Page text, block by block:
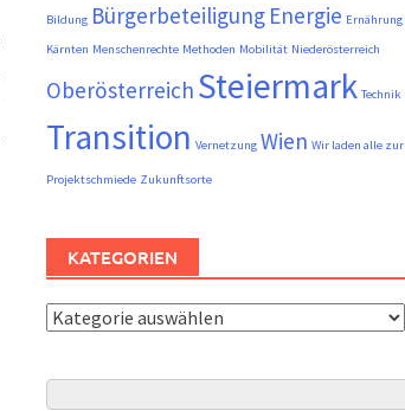
Bildung Bürgerbeteiligung Energie Ernährung
Kärnten Menschenrechte Methoden Mobilität Niederösterreich
Oberösterreich Steiermark Technik
Transition Vernetzung Wien Wir laden alle zur
Projektschmiede Zukunftsorte
KATEGORIEN
Kategorien